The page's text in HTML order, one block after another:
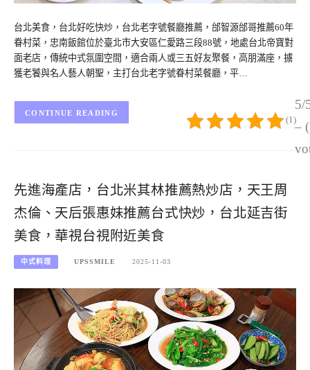
台北美食，台北好吃快炒，台北老字號餐廳推薦，邰智源邰哥推薦60年
眷村菜，忠南飯館位於臺北市大安區仁愛路三段88號，地處台北帝寶對
面老店，傳統中式氛圍空間，適合兩人或三五好友聚餐，高朋滿座，擄
獲老饕與名人藝人朝聖，主打台北老字號眷村菜餐廳，平…
5/
–
(1)
CONTINUE READING
先進海產店，台北米其林推薦熱炒店，天王周
杰倫、天后張惠妹推薦台式快炒，台北延吉街
美食，華視台視附近美食
中式料理 UPSSMILE 2025-11-03